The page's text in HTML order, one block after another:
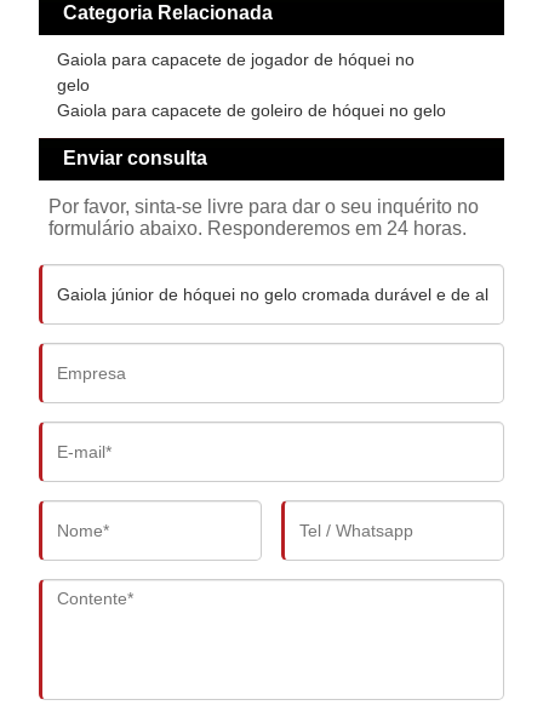
Categoria Relacionada
Gaiola para capacete de jogador de hóquei no
gelo
Gaiola para capacete de goleiro de hóquei no gelo
Enviar consulta
Por favor, sinta-se livre para dar o seu inquérito no
formulário abaixo. Responderemos em 24 horas.